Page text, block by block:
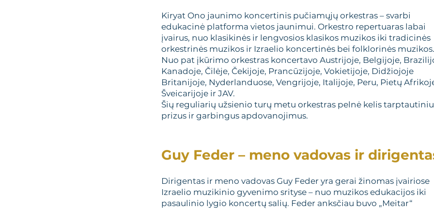
Kiryat Ono jaunimo koncertinis pučiamųjų orkestras – svarbi
edukacinė platforma vietos jaunimui. Orkestro repertuaras labai
įvairus, nuo klasikinės ir lengvosios klasikos muzikos iki tradicinės
orkestrinės muzikos ir Izraelio koncertinės bei folklorinės muzikos.
Nuo pat įkūrimo orkestras koncertavo Austrijoje, Belgijoje,
Kanadoje, Čilėje, Čekijoje, Prancūzijoje, Vokietijoje, Didžiojoje
Britanijoje, Nyderlanduose, Vengrijoje, Italijoje, Peru, Pietų
Šveicarijoje ir JAV.
Šių reguliarių užsienio turų metu orkestras pelnė kelis
prizus ir garbingus apdovanojimus.
Guy Feder – meno vadovas ir
Dirigentas ir meno vadovas Guy Feder yra gerai žinomas įvairiose
Izraelio muzikinio gyvenimo srityse – nuo muzikos edukacijos iki
pasaulinio lygio koncertų salių. Feder anksčiau buvo „Meitar“